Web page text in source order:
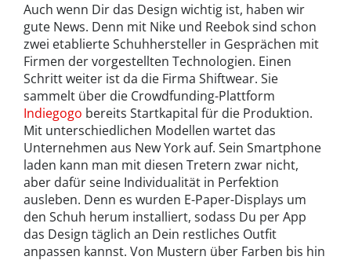
Auch wenn Dir das Design wichtig ist, haben wir
gute News. Denn mit Nike und Reebok sind schon
zwei etablierte Schuhhersteller in Gesprächen mit
Firmen der vorgestellten Technologien. Einen
Schritt weiter ist da die Firma Shiftwear. Sie
sammelt über die Crowdfunding-Plattform
Indiegogo bereits Startkapital für die Produktion.
Mit unterschiedlichen Modellen wartet das
Unternehmen aus New York auf. Sein Smartphone
laden kann man mit diesen Tretern zwar nicht,
aber dafür seine Individualität in Perfektion
ausleben. Denn es wurden E-Paper-Displays um
den Schuh herum installiert, sodass Du per App
das Design täglich an Dein restliches Outfit
anpassen kannst. Von Mustern über Farben bis hin